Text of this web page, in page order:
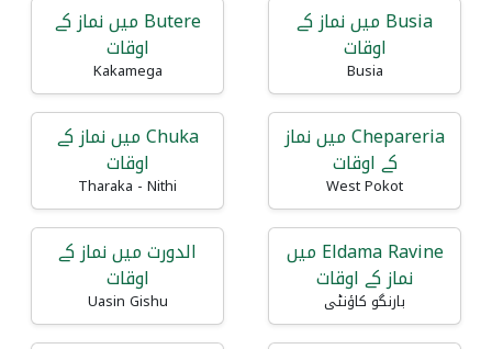
Busia میں نماز کے
اوقات
Busia
Butere میں نماز کے
اوقات
Kakamega
Chepareria میں نماز
کے اوقات
West Pokot
Chuka میں نماز کے
اوقات
Tharaka - Nithi
Eldama Ravine میں
نماز کے اوقات
بارنگو کاؤنٹی
الدورت میں نماز کے
اوقات
Uasin Gishu